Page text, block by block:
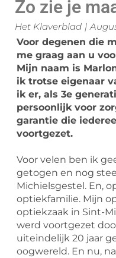
Zo zie je
Het Klaverblad |
Voor degenen die
me graag aan u
Mijn naam is
ik trotse eigenaar
ik er, als 3e
persoonlijk voor
garantie die
voortgezet.
Voor velen ben ik
getogen en nog
Michielsgestel. En,
optiekfamilie. Mijn
optiekzaak in Sint-
werd voortgezet
uiteindelijk 20 jaar
oogwereld. En nu,